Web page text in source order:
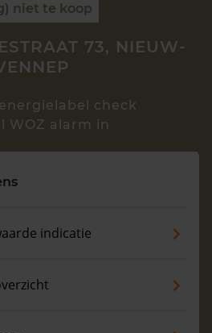
met ons op
niet te koop
73, NIEUW-
check
WOZ alarm in
indicatie